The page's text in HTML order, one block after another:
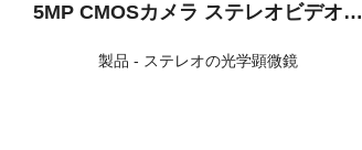
5MP CMOSカメラ ステレオビデオ顕
製品 - ステレオの光学顕微鏡